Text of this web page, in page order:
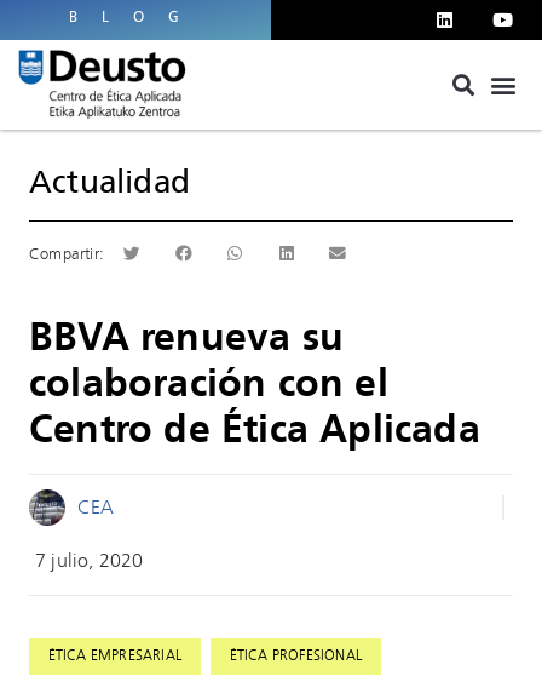
BLOG
Actualidad
BBVA renueva su
colaboración con el
Centro de Ética Aplicada
CEA
7 julio, 2020
ÉTICA EMPRESARIAL ÉTICA PROFESIONAL